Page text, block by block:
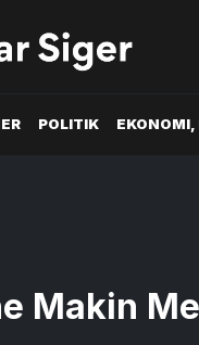
POLITIK EKONOMI,
Makin